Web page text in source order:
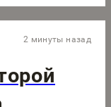
2 минуты назад